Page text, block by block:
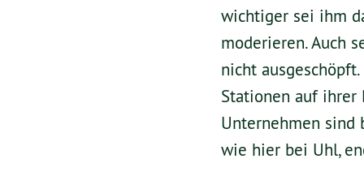
wichtiger sei ihm
moderieren. Auch
nicht
Stationen auf ihrer
Unternehmen sind
wie hier bei Uhl,